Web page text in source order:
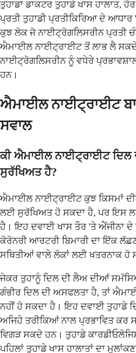
ਤੁਹਾਡਾ ਡਾਕਟਰ ਤੁਹਾਡੇ ਖਾਸ ਹਾਲਾਤ,
ਪ੍ਰਤੀ ਤੁਹਾਡੀ ਪ੍ਰਤੀਕਿਰਿਆ ਦੇ
ਕੁਝ ਲੋਕ ਜੋ ਨਾਈਟ੍ਰੋਗਲਿਸਰੀਨ ਪ੍ਰਤੀ
ਐਮਾਈਲ ਨਾਈਟ੍ਰਾਈਟ ਤੋਂ ਲਾਭ ਲੈ
ਨਾਈਟ੍ਰੋਗਲਿਸਰੀਨ ਨੂੰ ਵਧੇਰੇ
ਹਨ।
ਐਮਾਈਲ ਨਾਈਟ੍ਰਾਈਟ
ਸਵਾਲ
ਕੀ ਐਮਾਈਲ ਨਾਈਟ੍ਰਾਈਟ ਦਿਲ
ਸੁਰੱਖਿਅਤ ਹੈ?
ਐਮਾਈਲ ਨਾਈਟ੍ਰਾਈਟ ਕੁਝ ਕਿਸਮਾਂ
ਲਈ ਸੁਰੱਖਿਅਤ ਹੋ ਸਕਦਾ ਹੈ, ਪਰ ਇਸ
ਹੈ। ਇਹ ਦਵਾਈ ਖਾਸ ਤੌਰ 'ਤੇ ਐਂਜੀਨਾ ਦੇ
ਕੋਰੋਨਰੀ ਆਰਟਰੀ ਬਿਮਾਰੀ ਦਾ ਇੱਕ
ਸਥਿਤੀਆਂ ਵਾਲੇ ਲੋਕਾਂ ਲਈ ਖਤਰਨਾਕ ਹੋ
ਜੇਕਰ ਤੁਹਾਨੂੰ ਦਿਲ ਦੀ ਲੈਅ ਦੀਆਂ
ਗੰਭੀਰ ਦਿਲ ਦੀ ਅਸਫਲਤਾ ਹੈ, ਤਾਂ
ਨਹੀਂ ਹੋ ਸਕਦਾ ਹੈ। ਇਹ ਦਵਾਈ ਤੁਹਾਡੇ
ਅਜਿਹੇ ਤਰੀਕਿਆਂ ਨਾਲ ਪ੍ਰਭਾਵਿਤ ਕਰ
ਵਿਗੜ ਸਕਦੇ ਹਨ। ਤੁਹਾਡੇ
ਪਹਿਲਾਂ ਤੁਹਾਡੇ ਖਾਸ ਹਾਲਾਤਾਂ ਦਾ